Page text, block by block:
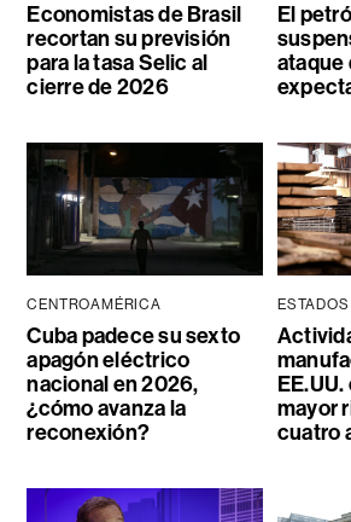
Economistas de Brasil
recortan su previsión
para la tasa Selic al
cierre de 2026
El
ataque
CENTROAMÉRICA
Cuba padece su sexto
apagón eléctrico
nacional en 2026,
¿cómo avanza la
reconexión?
mayor
cuatro